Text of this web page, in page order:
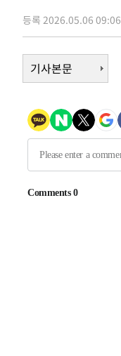
-20065초 전 >11시간
병태 후임
-15445초 전 >
[속보]
-10770초 전 >[속보] 7
-7930초 전 > [속보]'채
-7796초 전 >[속보]종
SK하
여자배
등록 2026.05.06
기사본문